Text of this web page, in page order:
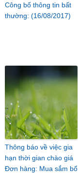
Công bố thông tin bất
thường: (16/08/2017)
Thông báo về việc gia
hạn thời gian chào giá
Đơn hàng: Mua sắm bổ